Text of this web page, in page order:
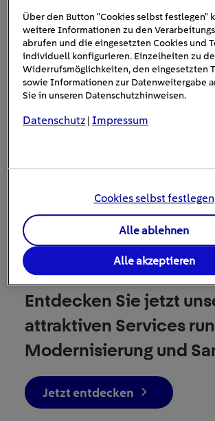
Das betrifft zum Beispiel
nicht gedämmt ist und deren
Mindestwärmeschutz nach DIN 4108-2:
entspricht. Ob das für Sie zutrifft, können
Energieberater*innen schnell
BEREIT, IHR ZUHAUSE AUF DAS
LEVEL ZU BRINGEN?
Entdecken Sie jetzt
attraktiven Services
Modernisierung und
Jetzt entdecken
Über den Button "Cookies selbst festlegen"
weitere Informationen zu den
abrufen und die eingesetzten Cookies und
individuell konfigurieren. Einzelheiten zu
Widerrufsmöglichkeiten, den eingesetzten
sowie Informationen zur Datenweitergabe
Sie in unseren Datenschutzhinweisen.
Datenschutz |Impressum
Cookies selbst festlegen
Alle ablehnen
Alle akzeptieren